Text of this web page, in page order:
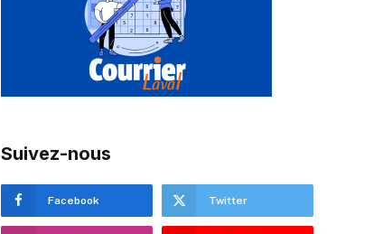
Suivez-nous
Facebook Twitter